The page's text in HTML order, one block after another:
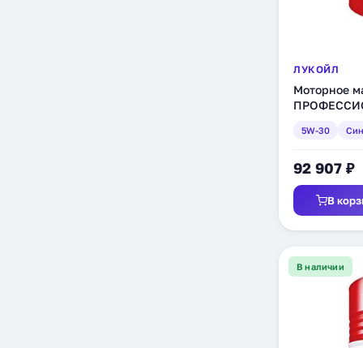
ЛУКОЙЛ
Моторное
5W-30
92 907 ₽
В
В наличии